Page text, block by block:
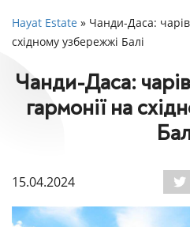
Hayat Estate » Чанди-Даса:
східному узбережжі Балі
Чанди-Даса:
гармонії на
15.04.2024